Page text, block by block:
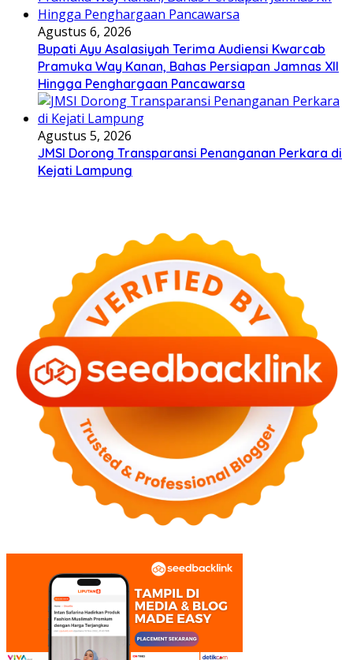
Agustus 6, 2026
Bupati Ayu Asalasiyah Terima Audiensi Kwarcab
Pramuka Way Kanan, Bahas Persiapan Jamnas XII
Hingga Penghargaan Pancawarsa
Agustus 5, 2026
JMSI Dorong Transparansi Penanganan Perkara di
Kejati Lampung